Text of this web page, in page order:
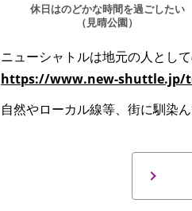
休日はのどかな時間を過ごしたい
（見晴公園）
ニューシャトルは地元の人とし
https://www.new-shuttle.jp/
自然やローカル線等、街に馴染